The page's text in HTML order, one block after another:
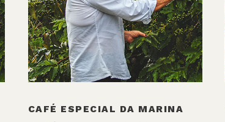
CAFÉ ESPECIAL DA MARINA